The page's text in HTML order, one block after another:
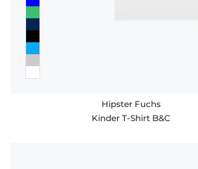
Hipster Fuchs
Kinder T-Shirt B&C